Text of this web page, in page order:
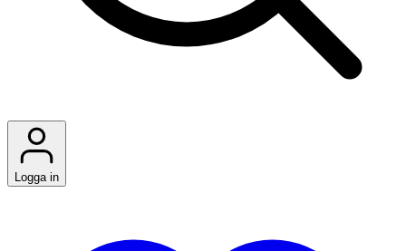
Logga in